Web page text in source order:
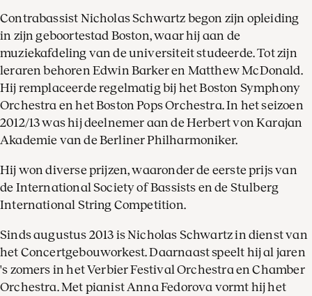
Contrabassist Nicholas Schwartz begon zijn opleiding
in zijn geboortestad Boston, waar hij aan de
muziekafdeling van de universiteit studeerde. Tot zijn
leraren behoren Edwin Barker en Matthew McDonald.
Hij remplaceerde regelmatig bij het Boston Symphony
Orchestra en het Boston Pops Orchestra. In het seizoen
2012/13 was hij deelnemer aan de Herbert von Karajan
Akademie van de Berliner Philharmoniker.
Hij won diverse prijzen, waaronder de eerste prijs van
de International Society of Bassists en de Stulberg
International String Competition.
Sinds augustus 2013 is Nicholas Schwartz in dienst van
het Concertgebouworkest. Daarnaast speelt hij al jaren
's zomers in het Verbier Festival Orchestra en Chamber
Orchestra. Met pianist Anna Fedorova vormt hij het